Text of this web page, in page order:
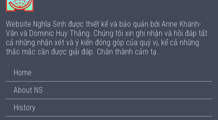
Website Nghĩa Sinh được thiết kế và bảo quản bởi Anne Khánh-
Vân và Dominic Huy Thắng. Chúng tôi xin ghi nhận và hồi đáp tất
cả những nhận xét và ý kiến đóng góp của quý vị, kể cả những
thắc mắc cần được giải đáp. Chân thành cảm tạ.
Home
About NS
History